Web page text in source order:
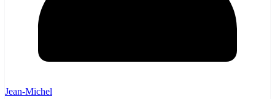
Jean-Michel